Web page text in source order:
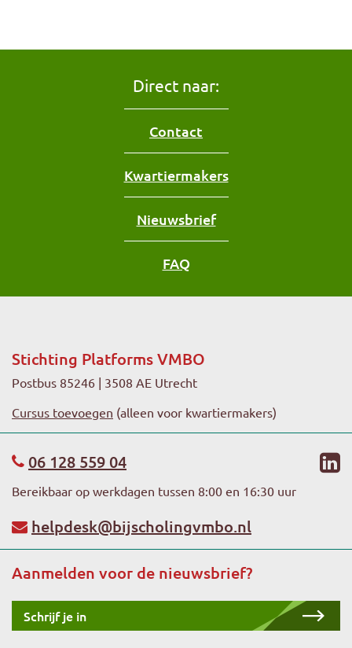
Direct naar:
Contact
Kwartiermakers
Nieuwsbrief
FAQ
Stichting Platforms VMBO
Postbus 85246 | 3508 AE Utrecht
Cursus toevoegen (alleen voor kwartiermakers)
06 128 559 04
Bereikbaar op werkdagen tussen 8:00 en 16:30 uur
helpdesk@bijscholingvmbo.nl
Aanmelden voor de nieuwsbrief?
Schrijf je in